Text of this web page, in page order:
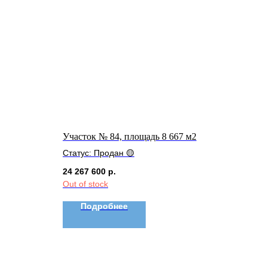
Участок № 84, площадь 8 667 м2
Статус: Продан 🟡
24 267 600 р.
Out of stock
Подробнее